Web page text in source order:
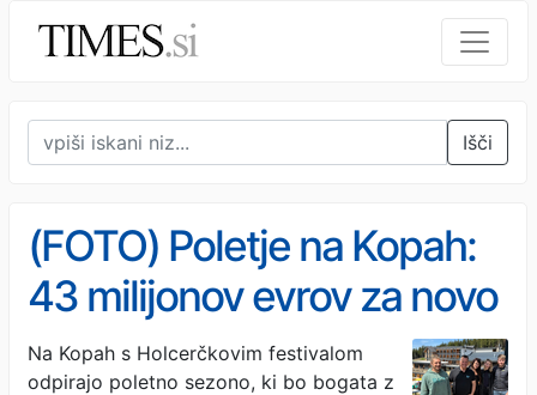
Išči
(FOTO) Poletje na Kopah:
43 milijonov evrov za novo
gorsko zgodbo
Na Kopah s Holcerčkovim festivalom
odpirajo poletno sezono, ki bo bogata z